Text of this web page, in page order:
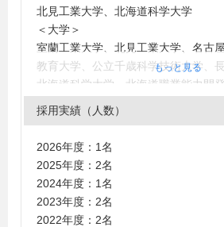
北見工業大学、北海道科学大学
＜大学＞
室蘭工業大学、北見工業大学、名古
教育大学、公立千歳科学技術大学、
北海道科学大学、北海道職業能力開
程）、北海学園大学、東京工科大学
北工業大学、千葉工業大学、八戸工
＜短大・高専・専門学校＞
札幌科学技術専門学校、北海道職業
門課程）、日本工学院専門学校、釧
校、旭川工業高等専門学校、苫小牧
大原簿記情報専門学校札幌校
もっと見る
採用実績（人数）
2026年度：1名
2025年度：2名
2024年度：1名
2023年度：2名
2022年度：2名